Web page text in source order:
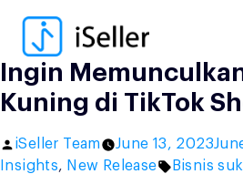
content
Ingin
Kuning di TikTok
Posted
by
iSeller Team June 13, 2023
Insights, New Release Tags:
Bisnis